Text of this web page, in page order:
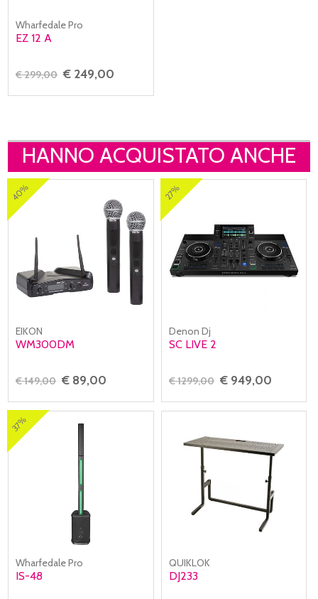
Wharfedale Pro
EZ 12 A
€ 299,00 € 249,00
HANNO ACQUISTATO ANCHE
40%
EIKON
WM300DM
€ 149,00 € 89,00
27%
Denon Dj
SC LIVE 2
€ 1299,00 € 949,00
37%
Wharfedale Pro
IS-48
QUIKLOK
DJ233